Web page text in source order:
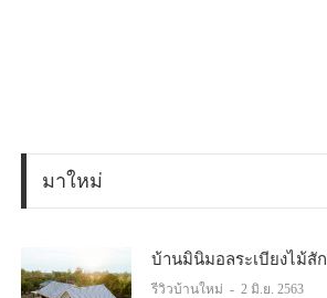
มาใหม่
บ้านมินิมอลระเบียงไม้สัก
รีวิวบ้านใหม่ - 2 มิ.ย. 2563